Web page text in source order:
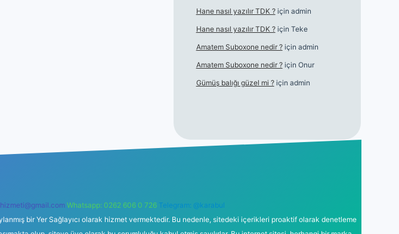
Hane nasıl yazılır TDK ?için admin
Hane nasıl yazılır TDK ?için Teke
Amatem Suboxone nedir ?için admin
Amatem Suboxone nedir ?için Onur
Gümüş balığı güzel mi ?için admin
Whatsapp: 0262 606 0 726 Telegram: @karabul
bir Yer Sağlayıcı olarak hizmet vermektedir. Bu nedenle, sitedeki içerikleri proaktif olarak denetleme